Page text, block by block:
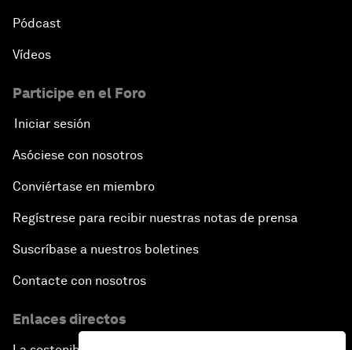
Pódcast
Vídeos
Participe en el Foro
Iniciar sesión
Asóciese con nosotros
Conviértase en miembro
Regístrese para recibir nuestras notas de prensa
Suscríbase a nuestros boletines
Contacte con nosotros
Enlaces directos